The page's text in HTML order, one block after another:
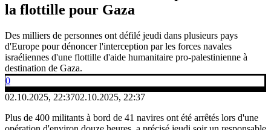
la flottille pour Gaza
Des milliers de personnes ont défilé jeudi dans plusieurs pays
d'Europe pour dénoncer l'interception par les forces navales
israéliennes d'une flottille d'aide humanitaire pro-palestinienne à
destination de Gaza.
0
02.10.2025, 22:3702.10.2025, 22:37
Plus de 400 militants à bord de 41 navires ont été arrêtés lors d'une